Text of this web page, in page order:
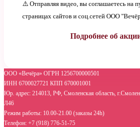
⚠️ Отправляя видео, вы соглашаетесь на
страницах сайтов и соц.сетей ООО
Подробнее об
ООО «Вечёра» ОГРН 1256700000501
ИНН 6700027721 КПП 670001001
Юр. адрес: 214013, РФ, Смоленская область,
Л46
Режим работы: 10.00-21.00 (заказы 24h)
Телефон: +7 (918) 776-51-75